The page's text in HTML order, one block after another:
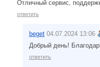
Отличный сервис,
ответить
beget 04.07.2024 13:06
Добрый день!
ответить